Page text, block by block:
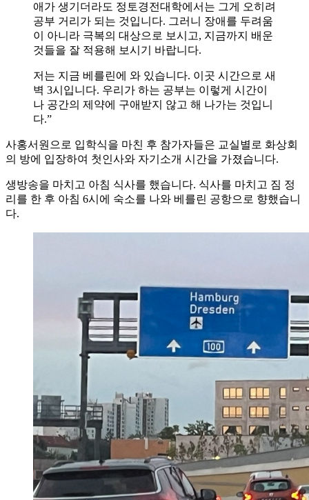
애가 생기더라도 정토경전대학에서는 그게 오히려
공부 거리가 되는 것입니다. 그러니 장애를 두려움
이 아니라 극복의 대상으로 보시고, 지금까지 배운
것들을 잘 적용해 보시기 바랍니다.
저는 지금 베를린에 와 있습니다. 이곳 시간으로 새
벽 3시입니다. 우리가 하는 공부는 이렇게 시간이
나 공간의 제약에 구애받지 않고 해 나가는 것입니
다.”
사홍서원으로 입학식을 마친 후 참가자들은 교실별로 화상회
의 방에 입장하여 첫인사와 자기소개 시간을 가졌습니다.
생방송을 마치고 아침 식사를 했습니다. 식사를 마치고 짐 정
리를 한 후 아침 6시에 숙소를 나와 베를린 공항으로 향했습니
다.